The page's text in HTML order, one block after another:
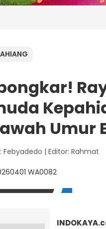
Umur
Febyadedo | Editor: Rahmat